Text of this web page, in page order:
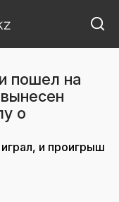
пошел на
о
и проигрыш